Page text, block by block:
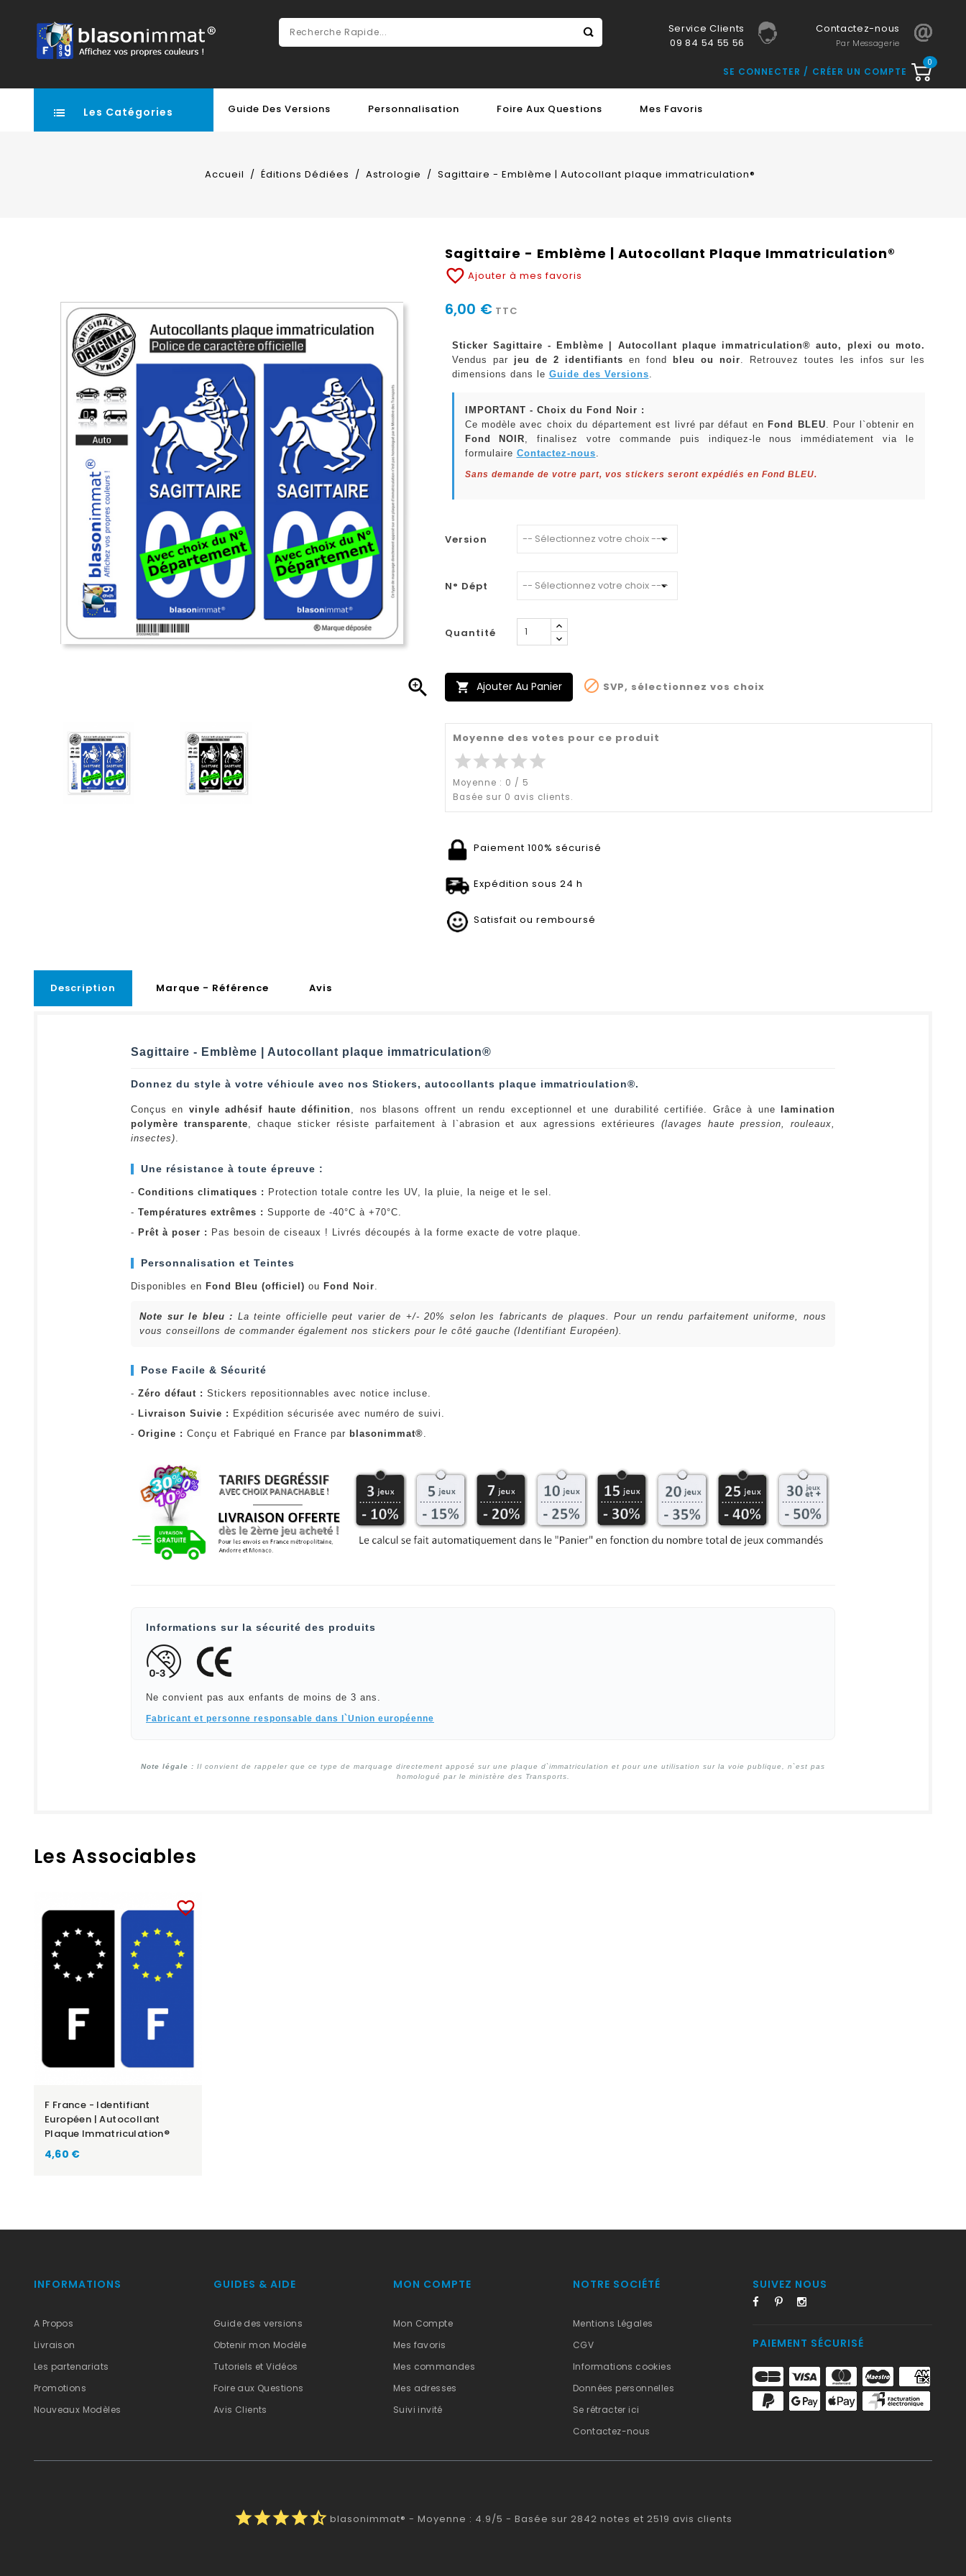
Service Clients
09 84 54 55 56
Contactez-nous
Par Messagerie
0
SE CONNECTER CRÉER UN COMPTE
Les Catégories Guide Des Versions Personnalisation Foire Aux Questions Mes Favoris
Accueil Éditions Dédiées Astrologie Sagittaire - Emblème | Autocollant plaque immatriculation®

Sagittaire - Emblème | Autocollant Plaque Immatriculation®
favorite_border Ajouter à mes favoris
6,00 € TTC
Sticker Sagittaire - Emblème | Autocollant plaque immatriculation® auto, plexi ou moto.
Vendus par jeu de 2 identifiants en fond bleu ou noir . Retrouvez toutes les infos sur les
dimensions dans le Guide des Versions
IMPORTANT - Choix du Fond Noir :
Ce modèle avec choix du département est livré par défaut en Fond BLEU . Pour l`obtenir en
Fond NOIR , finalisez votre commande puis indiquez-le nous immédiatement via le
formulaire Contactez-nous
Sans demande de votre part, vos stickers seront expédiés en Fond BLEU.
Version
N° Dépt
Quantité
 Ajouter Au Panier  SVP, sélectionnez vos choix
Moyenne des votes pour ce produit
starstarstarstarstar
Moyenne : 0 / 5
Basée sur 0 avis clients.
Paiement 100% sécurisé
Expédition sous 24 h
Satisfait ou remboursé
Description Marque - Référence Avis
Sagittaire - Emblème | Autocollant plaque immatriculation®
Donnez du style à votre véhicule avec nos Stickers, autocollants plaque immatriculation®.
Conçus en vinyle adhésif haute définition , nos blasons offrent un rendu exceptionnel et une durabilité certifiée. Grâce à une
lamination
polymère transparente , chaque sticker résiste parfaitement à l`abrasion et aux agressions extérieures(lavages haute pression, rouleaux,
insectes)
Une résistance à toute épreuve :
- Conditions climatiques : Protection totale contre les UV, la pluie, la neige et le sel.
- Températures extrêmes : Supporte de -40°C à +70°C.
- Prêt à poser : Pas besoin de ciseaux ! Livrés découpés à la forme exacte de votre plaque.
Personnalisation et Teintes
Disponibles en Fond Bleu (officiel) ou Fond Noir
Note sur le bleu : La teinte officielle peut varier de +/- 20% selon les fabricants de plaques. Pour un rendu parfaitement uniforme, nous
vous conseillons de commander également nos stickers pour le côté gauche (Identifiant Européen).
Pose Facile & Sécurité
- Zéro défaut : Stickers repositionnables avec notice incluse.
- Livraison Suivie : Expédition sécurisée avec numéro de suivi.
- Origine : Conçu et Fabriqué en France par blasonimmat®
Informations sur la sécurité des produits
Ne convient pas aux enfants de moins de 3 ans.
Fabricant et personne responsable dans l`Union européenne
Note légale : Il convient de rappeler que ce type de marquage directement apposé sur une plaque d`immatriculation et pour une utilisation sur la voie publique, n`est pas
homologué par le ministère des Transports.
Les Associables
favorite_border
F France - Identifiant
Européen | Autocollant
Plaque Immatriculation®
Prix
4,60 €
INFORMATIONS
A Propos
Livraison
Les partenariats
Promotions
Nouveaux Modèles
GUIDES & AIDE
Guide des versions
Obtenir mon Modèle
Tutoriels et Vidéos
Foire aux Questions
Avis Clients
MON COMPTE
Mon Compte
Mes favoris
Mes commandes
Mes adresses
Suivi invité
NOTRE SOCIÉTÉ
Mentions Légales
CGV
Informations cookies
Données personnelles
Se rétracter ici
Contactez-nous
SUIVEZ NOUS
PAIEMENT SÉCURISÉ
starstarstarstarstar_half blasonimmat® - Moyenne : 4.9/5 - Basée sur 2842 notes et 2519 avis clients